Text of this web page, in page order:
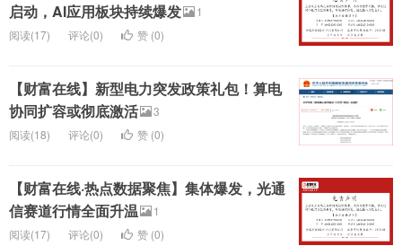
启动，AI应用板块持续爆发
1
阅读(17)
评论(0) 赞 (0)
【财富在线】新型电力突发政策礼包！算电
协同扩容或彻底激活
3
阅读(18)
评论(0) 赞 (0)
【财富在线·热点数据聚焦】集体爆发，光通
信赛道行情全面升温
1
阅读(17)
评论(0) 赞 (0)